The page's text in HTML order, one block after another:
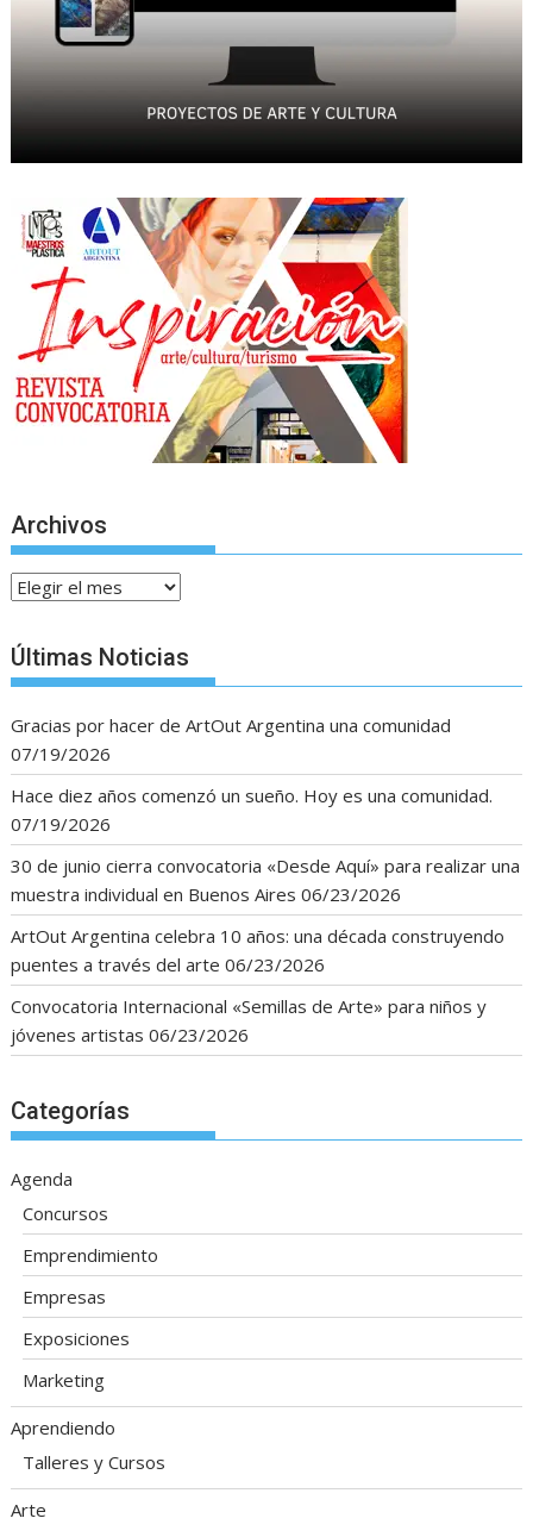
Archivos
Archivos
Últimas Noticias
Gracias por hacer de ArtOut Argentina una comunidad
07/19/2026
Hace diez años comenzó un sueño. Hoy es una comunidad.
07/19/2026
30 de junio cierra convocatoria «Desde Aquí» para realizar una
muestra individual en Buenos Aires 06/23/2026
ArtOut Argentina celebra 10 años: una década construyendo
puentes a través del arte 06/23/2026
Convocatoria Internacional «Semillas de Arte» para niños y
jóvenes artistas 06/23/2026
Categorías
Agenda
Concursos
Emprendimiento
Empresas
Exposiciones
Marketing
Aprendiendo
Talleres y Cursos
Arte